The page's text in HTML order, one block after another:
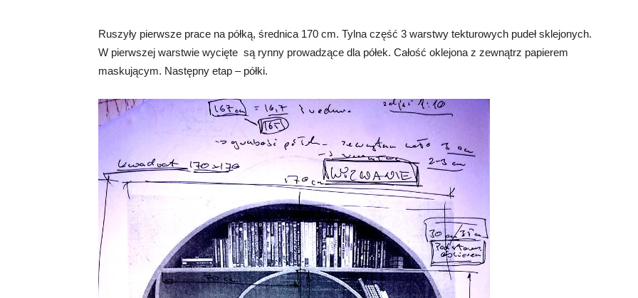
Ruszyły pierwsze prace na półką, średnica 170 cm. Tylna część 3 warstwy tekturowych pudeł sklejonych.
W pierwszej warstwie wycięte są rynny prowadzące dla półek. Całość oklejona z zewnątrz papierem
maskującym. Następny etap – półki.